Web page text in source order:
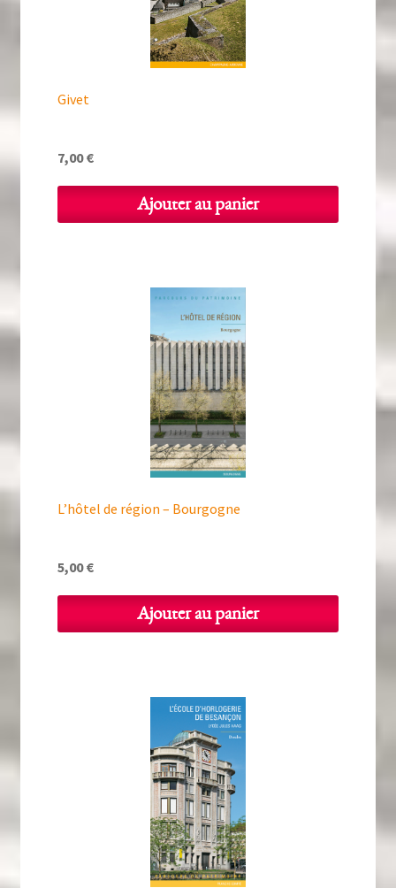
Givet
7,00€
Ajouter au panier
L’hôtel de région – Bourgogne
5,00€
Ajouter au panier